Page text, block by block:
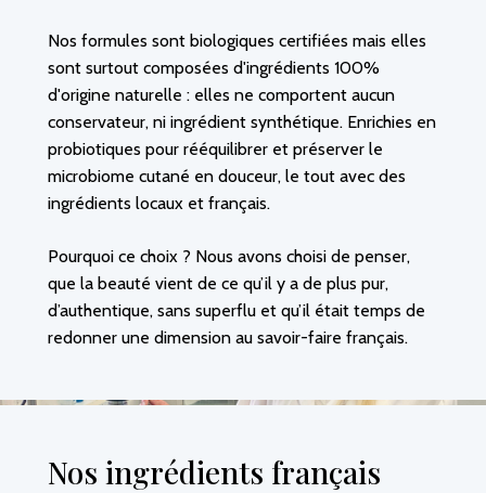
No products in the cart.
Go To Shop
Nos formules sont biologiques certifiées mais elles
sont surtout composées d'ingrédients 100%
d'origine naturelle : elles ne comportent aucun
conservateur, ni ingrédient synthétique. Enrichies en
probiotiques pour rééquilibrer et préserver le
microbiome cutané en douceur, le tout avec des
ingrédients locaux et français.
Pourquoi ce choix ? Nous avons choisi de penser,
que la beauté vient de ce qu’il y a de plus pur,
d’authentique, sans superflu et qu’il était temps de
redonner une dimension au savoir-faire français.
Nos ingrédients français